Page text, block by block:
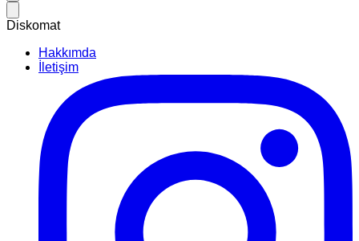
Diskomat
Hakkımda
İletişim